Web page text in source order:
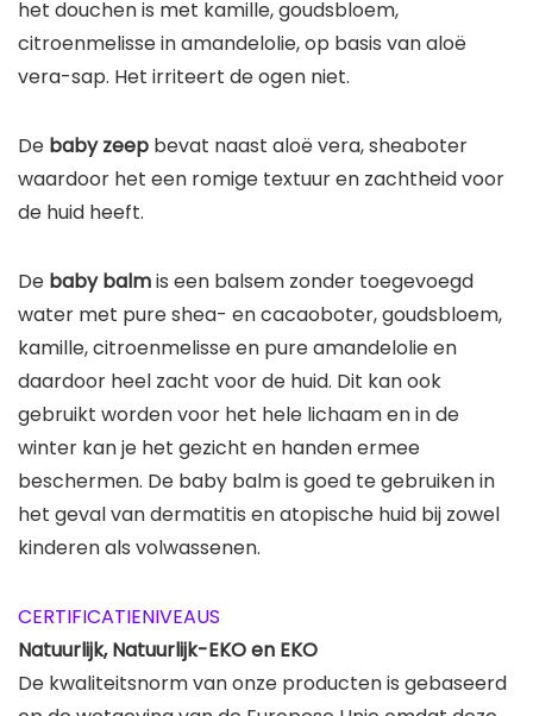
het douchen is met kamille, goudsbloem,
citroenmelisse in amandelolie, op basis van aloë
vera-sap. Het irriteert de ogen niet.
De baby zeep bevat naast aloë vera, sheaboter
waardoor het een romige textuur en zachtheid voor
de huid heeft.
De baby balmis een balsem zonder toegevoegd
water met pure shea- en cacaoboter, goudsbloem,
kamille, citroenmelisse en pure amandelolie en
daardoor heel zacht voor de huid. Dit kan ook
gebruikt worden voor het hele lichaam en in de
winter kan je het gezicht en handen ermee
beschermen. De baby balm is goed te gebruiken in
het geval van dermatitis en atopische huid bij zowel
kinderen als volwassenen.
CERTIFICATIENIVEAUS
Natuurlijk, Natuurlijk-EKO en EKO
De kwaliteitsnorm van onze producten is gebaseerd